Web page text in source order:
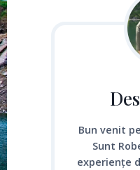
Bun venit
Sunt
experiențe